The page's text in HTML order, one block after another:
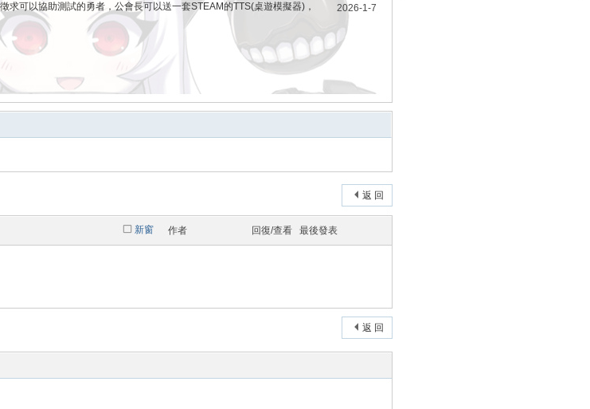
可以協助測試的勇者，公會長可以送一套STEAM的TTS(桌遊模擬器)， 2026-1-7
有點艱難的狀態(雖然現在沒有好多少) 也先感謝各位勇者以及管理員的
2025-11-20
2025-8-30
2018-7-15
很坑 2018-7-14
返 回
新窗 作者 回復/查看 最後發表
返 回